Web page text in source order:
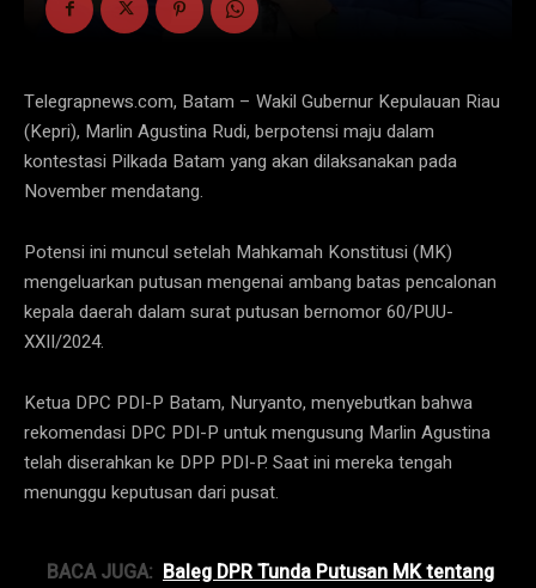
Telegrapnews.com, Batam – Wakil Gubernur Kepulauan Riau
(Kepri), Marlin Agustina Rudi, berpotensi maju dalam
kontestasi Pilkada Batam yang akan dilaksanakan pada
November mendatang.
Potensi ini muncul setelah Mahkamah Konstitusi (MK)
mengeluarkan putusan mengenai ambang batas pencalonan
kepala daerah dalam surat putusan bernomor 60/PUU-
XXII/2024.
Ketua DPC PDI-P Batam, Nuryanto, menyebutkan bahwa
rekomendasi DPC PDI-P untuk mengusung Marlin Agustina
telah diserahkan ke DPP PDI-P. Saat ini mereka tengah
menunggu keputusan dari pusat.
BACA JUGA: Baleg DPR Tunda Putusan MK tentang